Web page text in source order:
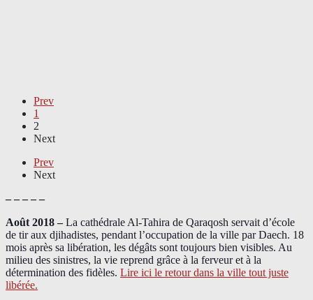
Prev
1
2
Next
Prev
Next
– – – – –
Août 2018–La cathédrale Al-Tahira de Qaraqosh servait d’école
de tir aux djihadistes, pendant l’occupation de la ville par Daech. 18
mois après sa libération, les dégâts sont toujours bien visibles. Au
milieu des sinistres, la vie reprend grâce à la ferveur et à la
détermination des fidèles. Lire ici le retour dans la ville tout juste
libérée.